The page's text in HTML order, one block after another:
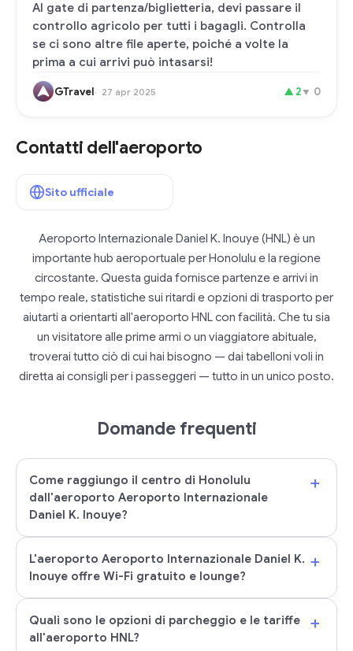
Al gate di partenza/biglietteria, devi passare il
controllo agricolo per tutti i bagagli. Controlla
se ci sono altre file aperte, poiché a volte la
prima a cui arrivi può intasarsi!
GTravel 27 apr 2025 ▲ 2▼ 0
Contatti dell'aeroporto
Sito ufficiale
Aeroporto Internazionale Daniel K. Inouye (HNL) è un
importante hub aeroportuale per Honolulu e la regione
circostante. Questa guida fornisce partenze e arrivi in
tempo reale, statistiche sui ritardi e opzioni di trasporto per
aiutarti a orientarti all'aeroporto HNL con facilità. Che tu sia
un visitatore alle prime armi o un viaggiatore abituale,
troverai tutto ciò di cui hai bisogno — dai tabelloni voli in
diretta ai consigli per i passeggeri — tutto in un unico posto.
Domande frequenti
Come raggiungo il centro di Honolulu
dall'aeroporto Aeroporto Internazionale
Daniel K. Inouye?
+
L'aeroporto Aeroporto Internazionale Daniel K.
Inouye offre Wi-Fi gratuito e lounge?
+
Quali sono le opzioni di parcheggio e le tariffe
all'aeroporto HNL?
+